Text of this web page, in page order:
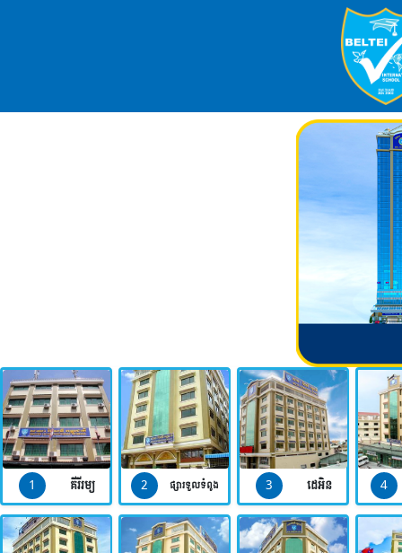
1 គីរីរម្យ 2 ផ្សារទួលទំពូង 3 ដេអិន 4